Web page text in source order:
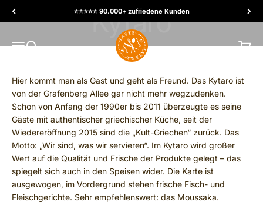
⭐️⭐️⭐️⭐️⭐️ 90.000+ zufriedene Kunden
MENU
Search
TasteTwelve
Cart
Hier kommt man als Gast und geht als Freund. Das Kytaro ist
von der Grafenberg Allee gar nicht mehr wegzudenken.
Schon von Anfang der 1990er bis 2011 überzeugte es seine
Gäste mit authentischer griechischer Küche, seit der
Wiedereröffnung 2015 sind die „Kult-Griechen“ zurück. Das
Motto: „Wir sind, was wir servieren“. Im Kytaro wird großer
Wert auf die Qualität und Frische der Produkte gelegt – das
spiegelt sich auch in den Speisen wider. Die Karte ist
ausgewogen, im Vordergrund stehen frische Fisch- und
Fleischgerichte. Sehr empfehlenswert: das Moussaka.